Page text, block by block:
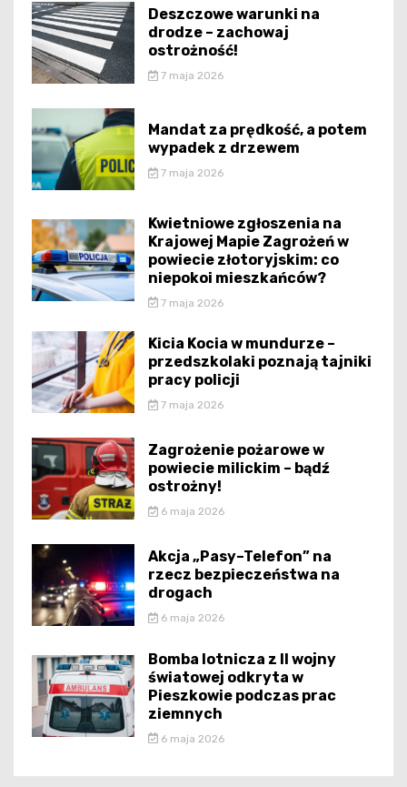
Deszczowe warunki na
drodze – zachowaj
ostrożność!
7 maja 2026
Mandat za prędkość, a potem
wypadek z drzewem
7 maja 2026
Kwietniowe zgłoszenia na
Krajowej Mapie Zagrożeń w
powiecie złotoryjskim: co
niepokoi mieszkańców?
7 maja 2026
Kicia Kocia w mundurze –
przedszkolaki poznają tajniki
pracy policji
7 maja 2026
Zagrożenie pożarowe w
powiecie milickim – bądź
ostrożny!
6 maja 2026
Akcja „Pasy–Telefon” na
rzecz bezpieczeństwa na
drogach
6 maja 2026
Bomba lotnicza z II wojny
światowej odkryta w
Pieszkowie podczas prac
ziemnych
6 maja 2026